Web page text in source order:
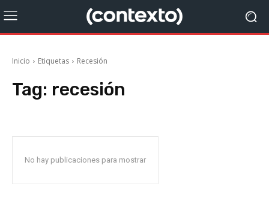
Inicio Etiquetas Recesión
Tag: recesión
No hay publicaciones para mostrar